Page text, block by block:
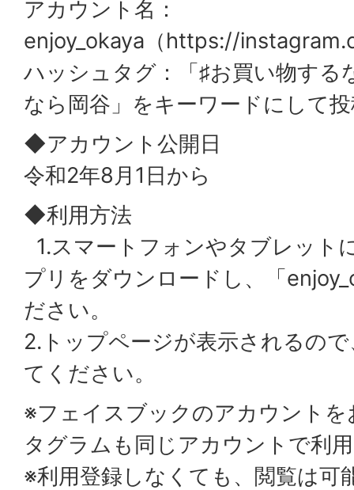
アカウント名：
enjoy_okaya（https://
ハッシュタグ：「♯お買い物する
なら岡谷」をキーワードにして
◆アカウント公開日
令和2年8月1日から
◆利用方法
1.スマートフォンやタブレット
プリをダウンロードし、「
ださい。
2.トップページが表示されるの
てください。
※フェイスブックのアカウント
タグラムも同じアカウントで利
※利用登録しなくても、閲覧は可